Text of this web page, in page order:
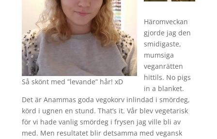
Så skönt med ”levande” hår! xD
Häromveckan
gjorde jag den
smidigaste,
mumsiga
veganrätten
hittils. No pigs
in a blanket.
Det är Anammas goda vegokorv inlindad i smördeg,
körd i ugnen en stund. That’s it. Vår blev vegetarisk
för vi hade vanlig smördeg i frysen jag ville bli av
med. Men resultatet blir detsamma med vegansk